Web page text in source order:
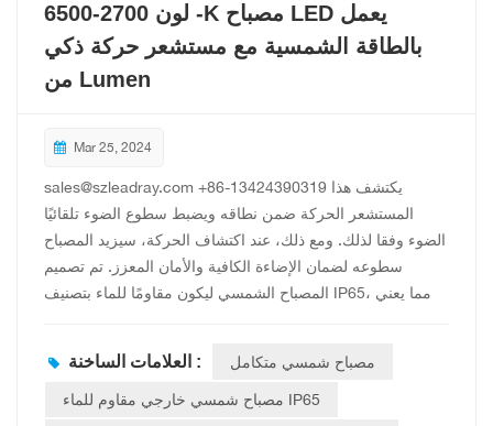
- لون 2700-6500K مصباح LED يعمل
بالطاقة الشمسية مع مستشعر حركة ذكي
من Lumen
Mar 25, 2024
sales@szleadray.com +86-13424390319 يكتشف هذا
المستشعر الحركة ضمن نطاقه ويضبط سطوع الضوء تلقائيًا
الضوء وفقا لذلك. ومع ذلك، عند اكتشاف الحركة، سيزيد المصباح
سطوعه لضمان الإضاءة الكافية والأمان المعزز. تم تصميم
المصباح الشمسي ليكون مقاومًا للماء بتصنيف IP65، مما يعني
العلامات الساخنة :
مصباح شمسي متكامل
مصباح شمسي خارجي مقاوم للماء IP65